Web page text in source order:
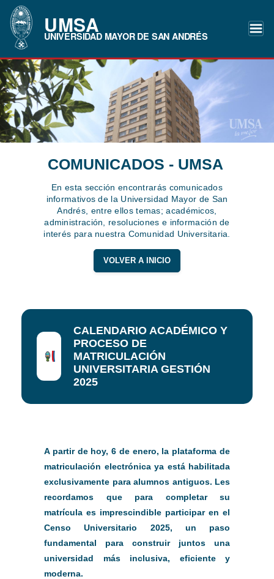
UMSA
UNIVERSIDAD MAYOR DE SAN ANDRÉS
COMUNICADOS - UMSA
En esta sección encontrarás comunicados
informativos de la Universidad Mayor de San
Andrés, entre ellos temas; académicos,
administración, resoluciones e información de
interés para nuestra Comunidad Universitaria.
VOLVER A INICIO
CALENDARIO ACADÉMICO Y
PROCESO DE
MATRICULACIÓN
UNIVERSITARIA GESTIÓN
2025
A partir de hoy, 6 de enero, la plataforma de
matriculación electrónica ya está habilitada
exclusivamente para alumnos antiguos. Les
recordamos que para completar su
matrícula es imprescindible participar en el
Censo Universitario 2025, un paso
fundamental para construir juntos una
universidad más inclusiva, eficiente y
moderna.